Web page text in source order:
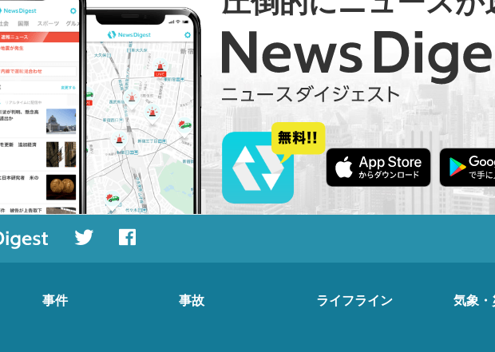
事件 事故 ライフライン 気象・